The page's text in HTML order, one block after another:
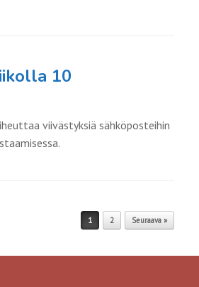
10
viivästyksiä sähköposteihin
1 2 Seuraava »